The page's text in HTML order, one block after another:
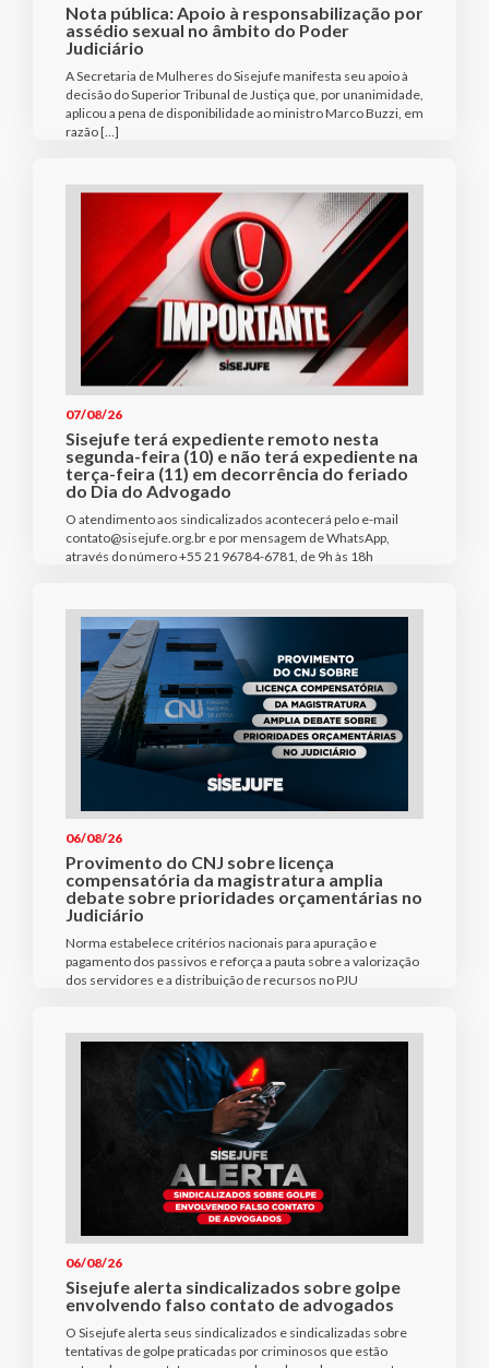
Nota pública: Apoio à responsabilização por
assédio sexual no âmbito do Poder
Judiciário
A Secretaria de Mulheres do Sisejufe manifesta seu apoio à
decisão do Superior Tribunal de Justiça que, por unanimidade,
aplicou a pena de disponibilidade ao ministro Marco Buzzi, em
razão […]
07/08/26
Sisejufe terá expediente remoto nesta
segunda-feira (10) e não terá expediente na
terça-feira (11) em decorrência do feriado
do Dia do Advogado
O atendimento aos sindicalizados acontecerá pelo e-mail
contato@sisejufe.org.br e por mensagem de WhatsApp,
através do número +55 21 96784-6781, de 9h às 18h
06/08/26
Provimento do CNJ sobre licença
compensatória da magistratura amplia
debate sobre prioridades orçamentárias no
Judiciário
Norma estabelece critérios nacionais para apuração e
pagamento dos passivos e reforça a pauta sobre a valorização
dos servidores e a distribuição de recursos no PJU
06/08/26
Sisejufe alerta sindicalizados sobre golpe
envolvendo falso contato de advogados
O Sisejufe alerta seus sindicalizados e sindicalizadas sobre
tentativas de golpe praticadas por criminosos que estão